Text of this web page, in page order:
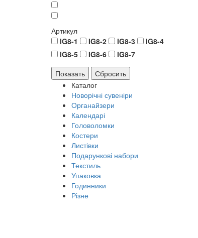
Артикул
IG8-1
IG8-2 IG8-3
IG8-4
IG8-5
IG8-6 IG8-7
Каталог
Новорічні сувеніри
Органайзери
Календарі
Головоломки
Костери
Листівки
Подарункові набори
Текстиль
Упаковка
Годинники
Різне